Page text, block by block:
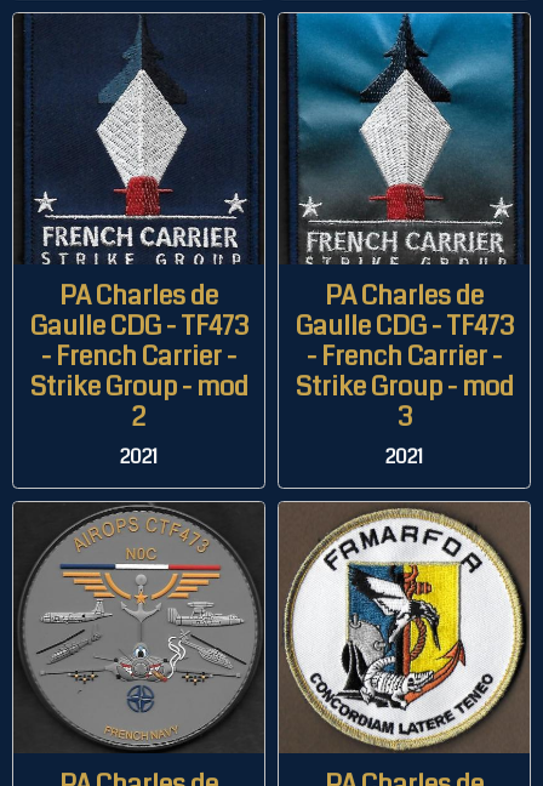
PA Charles de
Gaulle CDG - TF473
- French Carrier -
Strike Group - mod
2
2021
PA Charles de
Gaulle CDG - TF473
- French Carrier -
Strike Group - mod
3
2021